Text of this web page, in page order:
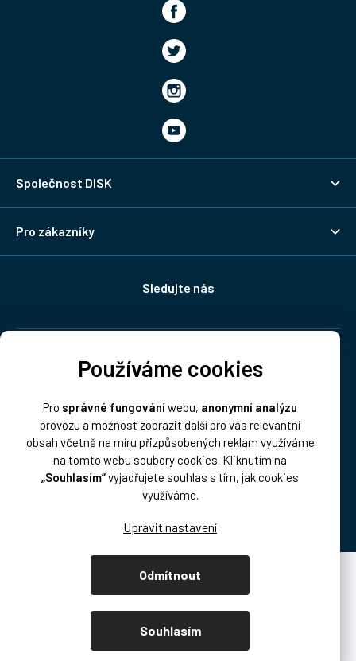
Používáme cookies
Pro správné fungováníwebu, anonymní analýzu
provozu a možnost zobrazit další pro vás relevantní
obsah včetně na míru přizpůsobených reklam využíváme
na tomto webu soubory cookies. Kliknutím na
„Souhlasím“vyjadřujete souhlas s tím, jak cookies
využíváme.
Odmítnout
Souhlasím
Společnost DISK
Pro zákazníky
Sledujte nás
Platba:
Copyright 2026 . Všechna práva vyhrazena.
Upravit nastavení cookies